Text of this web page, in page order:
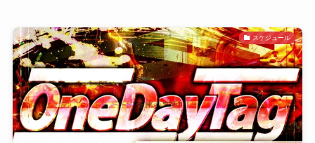
スケジュール